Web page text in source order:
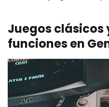
Juegos clásicos
funciones en